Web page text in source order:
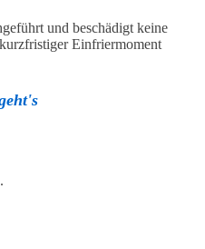
und beschädigt keine
Einfriermoment
.